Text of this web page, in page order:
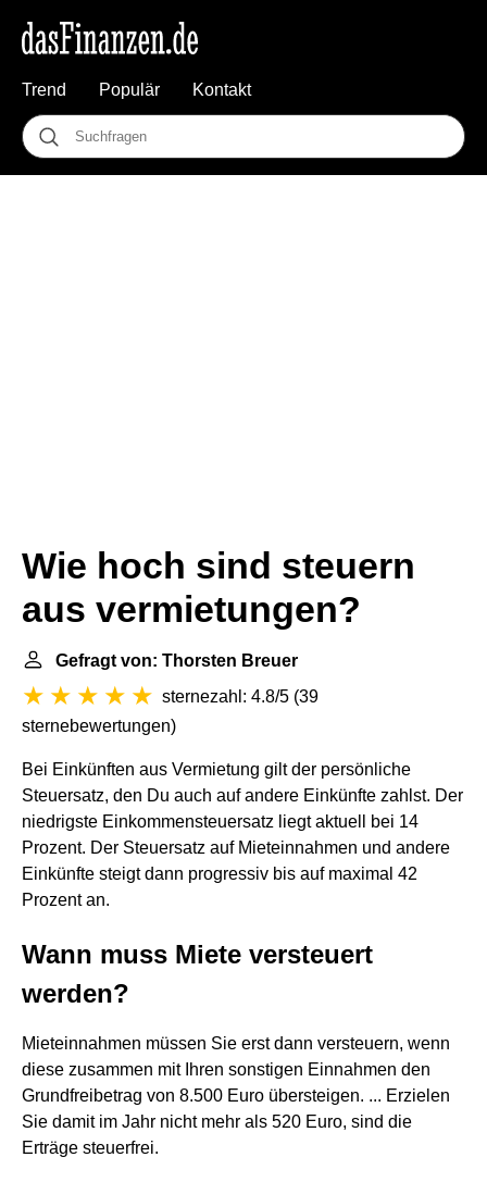
Trend Populär Kontakt
Wie hoch sind steuern
aus vermietungen?
Gefragt von: Thorsten Breuer
sternezahl: 4.8/5 (39
sternebewertungen)
Bei Einkünften aus Vermietung gilt der persönliche
Steuersatz, den Du auch auf andere Einkünfte zahlst. Der
niedrigste Einkommensteuersatz liegt aktuell bei 14
Prozent. Der Steuersatz auf Mieteinnahmen und andere
Einkünfte steigt dann progressiv bis auf maximal 42
Prozent an.
Wann muss Miete versteuert
werden?
Mieteinnahmen müssen Sie erst dann versteuern, wenn
diese zusammen mit Ihren sonstigen Einnahmen den
Grundfreibetrag von 8.500 Euro übersteigen. ... Erzielen
Sie damit im Jahr nicht mehr als 520 Euro, sind die
Erträge steuerfrei.